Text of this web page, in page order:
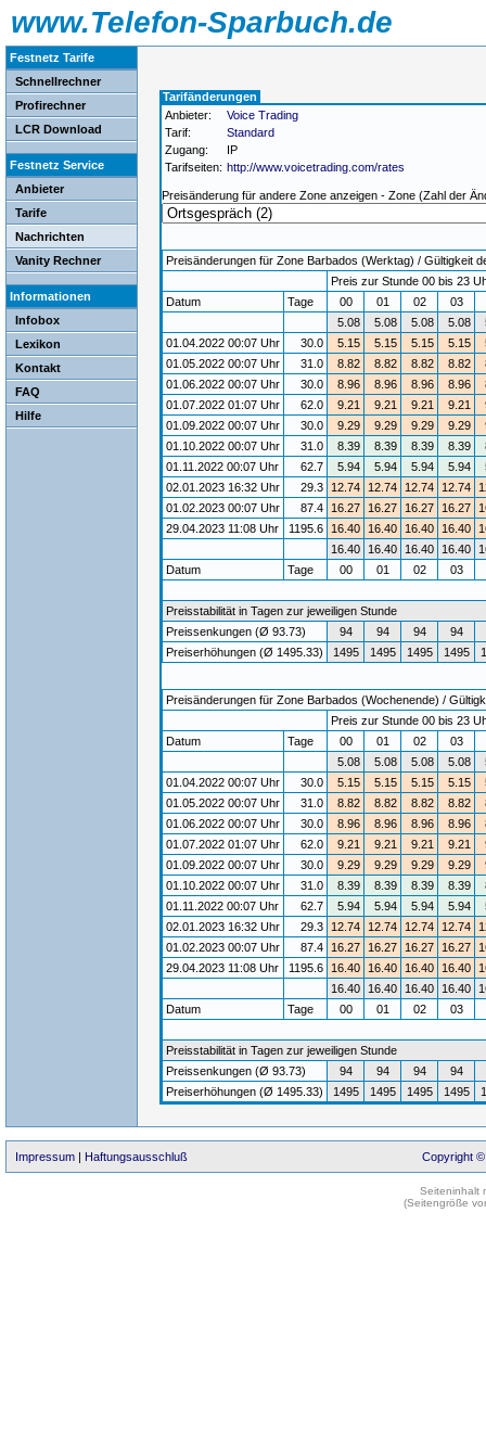
www.Telefon-Sparbuch.de
Festnetz Tarife
Schnellrechner
Profirechner
LCR Download
Festnetz Service
Anbieter
Tarife
Nachrichten
Vanity Rechner
Informationen
Infobox
Lexikon
Kontakt
FAQ
Hilfe
Tarifänderungen
Anbieter:
Voice Trading
Tarif:
Standard
Zugang:
IP
Tarifseiten: http://www.voicetrading.com/rates
Preisänderung für andere Zone anzeigen - Zone (Zahl der
Preisänderungen für Zone Barbados (Werktag) / Gültigkeit
Preis zur Stunde 00 bis 23
Datum
Tage 00 01 02 03
5.08
5.08 5.08 5.08
01.04.2022 00:07 Uhr
30.0 5.15 5.15 5.15 5.15
01.05.2022 00:07 Uhr
31.0 8.82 8.82 8.82 8.82
01.06.2022 00:07 Uhr
30.0 8.96 8.96 8.96 8.96
01.07.2022 01:07 Uhr
62.0 9.21 9.21 9.21 9.21
01.09.2022 00:07 Uhr
30.0 9.29 9.29 9.29 9.29
01.10.2022 00:07 Uhr
31.0 8.39 8.39 8.39 8.39
01.11.2022 00:07 Uhr
62.7 5.94 5.94 5.94 5.94
02.01.2023 16:32 Uhr
29.3 12.74 12.74 12.74 12.74
01.02.2023 00:07 Uhr
87.4 16.27 16.27 16.27 16.27
29.04.2023 11:08 Uhr
1195.6 16.40 16.40 16.40 16.40
16.40
16.40 16.40 16.40
Datum
Tage 00 01 02 03
Preisstabilität in Tagen zur jeweiligen Stunde
Preissenkungen (Ø 93.73)
94 94 94
94
Preiserhöhungen (Ø 1495.33)
1495 1495 1495 1495
Preisänderungen für Zone Barbados (Wochenende) /
Preis zur Stunde 00 bis 23
Datum
Tage 00 01 02 03
5.08
5.08 5.08 5.08
01.04.2022 00:07 Uhr
30.0 5.15 5.15 5.15 5.15
01.05.2022 00:07 Uhr
31.0 8.82 8.82 8.82 8.82
01.06.2022 00:07 Uhr
30.0 8.96 8.96 8.96 8.96
01.07.2022 01:07 Uhr
62.0 9.21 9.21 9.21 9.21
01.09.2022 00:07 Uhr
30.0 9.29 9.29 9.29 9.29
01.10.2022 00:07 Uhr
31.0 8.39 8.39 8.39 8.39
01.11.2022 00:07 Uhr
62.7 5.94 5.94 5.94 5.94
02.01.2023 16:32 Uhr
29.3 12.74 12.74 12.74 12.74
01.02.2023 00:07 Uhr
87.4 16.27 16.27 16.27 16.27
29.04.2023 11:08 Uhr
1195.6 16.40 16.40 16.40 16.40
16.40
16.40 16.40 16.40
Datum
Tage 00 01 02 03
Preisstabilität in Tagen zur jeweiligen Stunde
Preissenkungen (Ø 93.73)
94 94 94
94
Preiserhöhungen (Ø 1495.33)
1495 1495 1495 1495
Impressum | Haftungsausschluß Copyright ©
Seiteninhalt
(Seitengröße